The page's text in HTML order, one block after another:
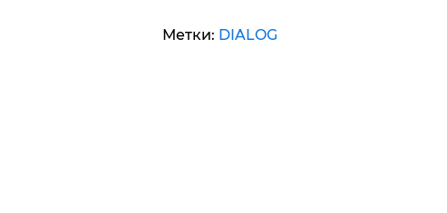
Метки: DIALOG